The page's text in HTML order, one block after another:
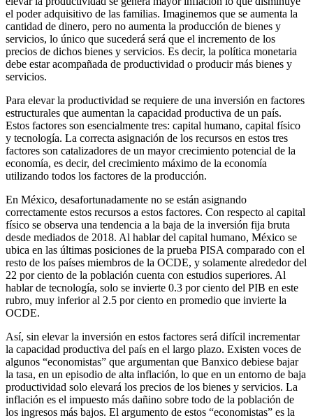
el poder adquisitivo de las familias. Imaginemos que se aumenta la
cantidad de dinero, pero no aumenta la producción de bienes y
servicios, lo único que sucederá será que el incremento de los
precios de dichos bienes y servicios. Es decir, la política monetaria
debe estar acompañada de productividad o producir más bienes y
servicios.
Para elevar la productividad se requiere de una inversión en factores
estructurales que aumentan la capacidad productiva de un país.
Estos factores son esencialmente tres: capital humano, capital físico
y tecnología. La correcta asignación de los recursos en estos tres
factores son catalizadores de un mayor crecimiento potencial de la
economía, es decir, del crecimiento máximo de la economía
utilizando todos los factores de la producción.
En México, desafortunadamente no se están asignando
correctamente estos recursos a estos factores. Con respecto al capital
físico se observa una tendencia a la baja de la inversión fija bruta
desde mediados de 2018. Al hablar del capital humano, México se
ubica en las últimas posiciones de la prueba PISA comparado con el
resto de los países miembros de la OCDE, y solamente alrededor del
22 por ciento de la población cuenta con estudios superiores. Al
hablar de tecnología, solo se invierte 0.3 por ciento del PIB en este
rubro, muy inferior al 2.5 por ciento en promedio que invierte la
OCDE.
Así, sin elevar la inversión en estos factores será difícil incrementar
la capacidad productiva del país en el largo plazo. Existen voces de
algunos “economistas” que argumentan que Banxico debiese bajar
la tasa, en un episodio de alta inflación, lo que en un entorno de baja
productividad solo elevará los precios de los bienes y servicios. La
inflación es el impuesto más dañino sobre todo de la población de
los ingresos más bajos. El argumento de estos “economistas” es la